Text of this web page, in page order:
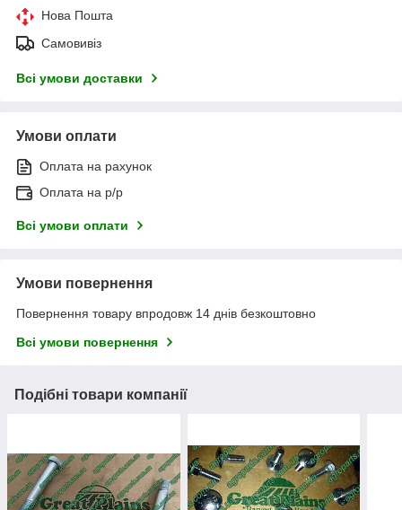
Нова Пошта
Самовивіз
Всі умови доставки
Умови оплати
Оплата на рахунок
Оплата на р/р
Всі умови оплати
Умови повернення
Повернення товару впродовж 14 днів безкоштовно
Всі умови повернення
Подібні товари компанії